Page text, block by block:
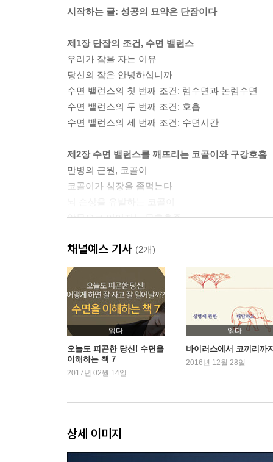
시작하는 글: 성공의 묘약은 단잠이다
제1장 단잠의 조건, 수면 밸런스
우리가 잠을 자는 이유
당신의 잠은 안녕하십니까
수면 밸런스의 첫 번째 조건: 렘수면과 논렘수면
수면 밸런스의 두 번째 조건: 호흡
수면 밸런스의 세 번째 조건: 수면시간
제2장 수면 밸런스를 깨뜨리는 코골이와 구강호흡
만병의 근원, 코골이
코골이가 심장을 좀먹는다
악몽으로 이어지는 무호흡증
소아에게도 나타나는 코골이 수면장애
산만한 아이, 잠이 문제일 수 있다
제3장 우리의 잠을 방해하는 것들
밤의 불청객, 불면증
잠을 쫓아내는 불안
각성 호르몬을 자극하지 말라
웃음과 함께 사라진 잠
시험 때마다 잠을 설치는 사람들
얕봤다간 고생하는 하지불안증후군
수면 밸런스를 회복하기 위한 4가지 방법
채널예스 기사 (2개)
읽다
오늘도 피곤한 당신! 수면을
이해하는 책 7
2017년 02월 14일
읽다
바이러스에서 코끼리까
2016년 12월 28일
상세 이미지